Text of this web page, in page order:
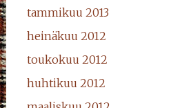
tammikuu 2013
heinäkuu 2012
toukokuu 2012
huhtikuu 2012